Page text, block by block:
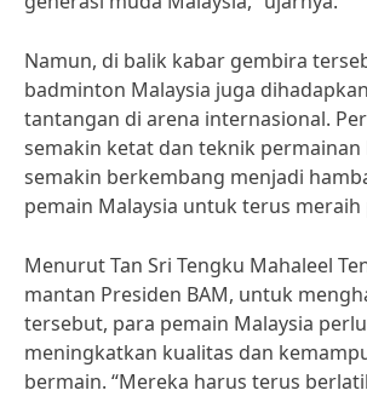
Namun, di balik kabar gembira
badminton Malaysia juga
tantangan di arena internasional.
semakin ketat dan teknik permainan
semakin berkembang menjadi
pemain Malaysia untuk terus meraih
Menurut Tan Sri Tengku Mahaleel
mantan Presiden BAM, untuk
tersebut, para pemain Malaysia
meningkatkan kualitas dan
bermain. “Mereka harus terus